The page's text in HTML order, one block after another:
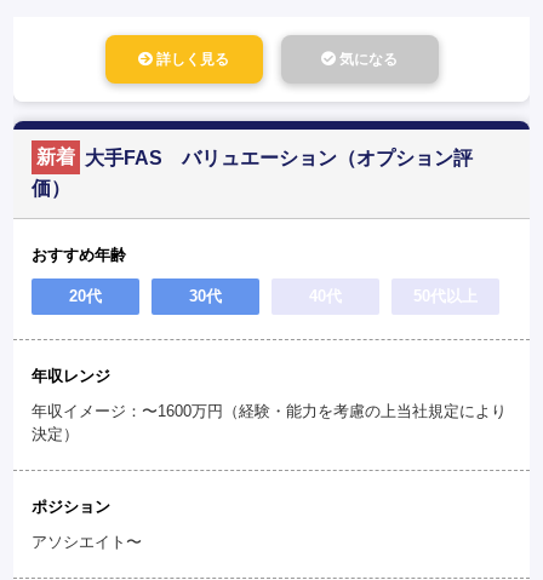
詳しく見る 気になる
新着 大手FAS バリュエーション（オプション評
価）
おすすめ年齢
20代 30代 40代 50代以上
年収レンジ
年収イメージ：〜1600万円（経験・能力を考慮の上当社規定により
決定）
ポジション
アソシエイト〜